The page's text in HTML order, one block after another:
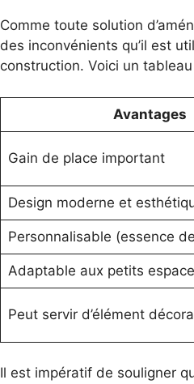
Comme toute solution
des inconvénients qu’il est
construction. Voici un
Avantages
Gain de place important
Design moderne et
Personnalisable (essence
Adaptable aux petits
Peut servir d’élément
Il est impératif de souligner